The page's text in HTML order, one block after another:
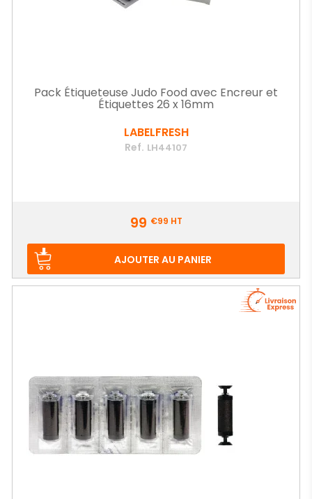
Pack Étiqueteuse Judo Food avec Encreur et
Étiquettes 26 x 16mm
LABELFRESH
Ref. LH44107
99 €99 HT
AJOUTER AU PANIER